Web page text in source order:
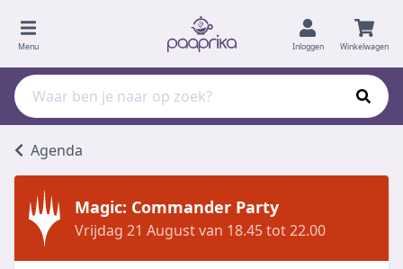
Menu Inloggen Winkelwagen
Agenda
Magic: Commander Party
Vrijdag 21 August van 18.45 tot 22.00